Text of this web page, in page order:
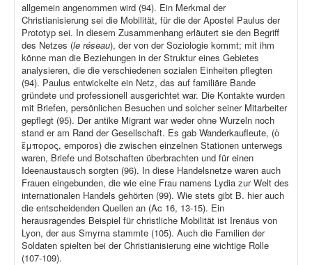
allgemein angenommen wird (94). Ein Merkmal der
Christianisierung sei die Mobilität, für die der Apostel Paulus der
Prototyp sei. In diesem Zusammenhang erläutert sie den Begriff
des Netzes (le réseau), der von der Soziologie kommt; mit ihm
könne man die Beziehungen in der Struktur eines Gebietes
analysieren, die die verschiedenen sozialen Einheiten pflegten
(94). Paulus entwickelte ein Netz, das auf familiäre Bande
gründete und professionell ausgerichtet war. Die Kontakte wurden
mit Briefen, persönlichen Besuchen und solcher seiner Mitarbeiter
gepflegt (95). Der antike Migrant war weder ohne Wurzeln noch
stand er am Rand der Gesellschaft. Es gab Wanderkaufleute, (ὁ
ἔμπορος, emporos) die zwischen einzelnen Stationen unterwegs
waren, Briefe und Botschaften überbrachten und für einen
Ideenaustausch sorgten (96). In diese Handelsnetze waren auch
Frauen eingebunden, die wie eine Frau namens Lydia zur Welt des
internationalen Handels gehörten (99). Wie stets gibt B. hier auch
die entscheidenden Quellen an (Ac 16, 13-15). Ein
herausragendes Beispiel für christliche Mobilität ist Irenäus von
Lyon, der aus Smyrna stammte (105). Auch die Familien der
Soldaten spielten bei der Christianisierung eine wichtige Rolle
(107-109).